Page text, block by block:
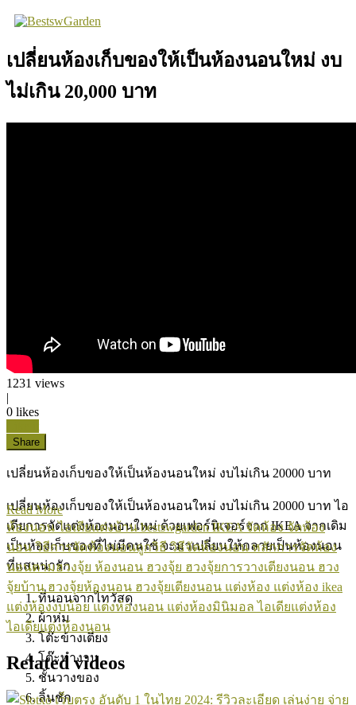
Skip
to
เปลี่ยนห้องเก็บของให้เป็นห้องนอนใหม่ งบ
ไม่เกิน 20,000 บาท
1231 views
|
0 likes
Share
เปลี่ยนห้องเก็บของให้เป็นห้องนอนใหม่ งบไม่เกิน 20000 บาท
เปลี่ยนห้องเก็บของให้เป็นห้องนอนใหม่ งบไม่เกิน 20000 บาท ไอ
เดียการจัดแต่งห้องนอนใหม่ ด้วยเฟอร์นิเจอร์จาก IKEA จากเดิม
เป็นห้องเก็บของที่ไม่มีคนใช้ จะมาเปลี่ยนให้กลายเป็นห้องนอน
ที่แสนน่ารัก
ที่นอนจากไทวัสดุ
ผ้าห่ม
โต๊ะข้างเตียง
โต๊ะทำงาน
ชั้นวางของ
ลิ้นชัก
Read More
ห้องนอนไอเดียแต่งบ้านbestswgardenIKEAจัดห้องจัดห้อง
นอนวิธีการจัดห้องนอนถูกวิธีวิธีจัดห้องนอนหลักการจัดห้อง
นอนตามฮวงจุ้ย ห้องนอน ฮวงจุ้ย ฮวงจุ้ยการวางเตียงนอน ฮวง
จุ้ยบ้านฮวงจุ้ยห้องนอน ฮวงจุ้ยเตียงนอน แต่งห้อง แต่งห้อง ikea
แต่งห้องงบน้อย แต่งห้องนอน แต่งห้องมินิมอล ไอเดียแต่งห้อง
ไอเดียแต่งห้องนอน
Related videos